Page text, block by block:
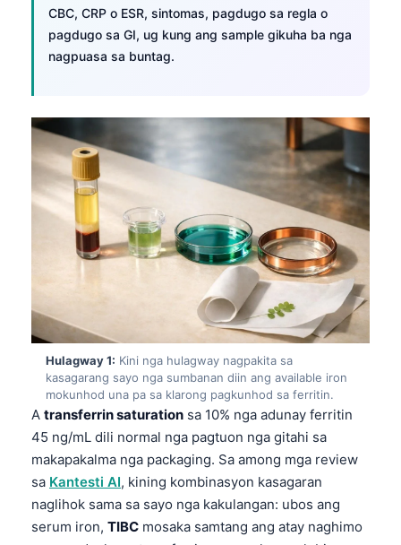
CBC, CRP o ESR, sintomas, pagdugo sa regla o
pagdugo sa GI, ug kung ang sample gikuha ba nga
nagpuasa sa buntag.
Hulagway 1: Kini nga hulagway nagpakita sa
kasagarang sayo nga sumbanan diin ang available iron
mokunhod una pa sa klarong pagkunhod sa ferritin.
A transferrin saturation sa 10% nga adunay ferritin
45 ng/mL dili normal nga pagtuon nga gitahi sa
makapakalma nga packaging. Sa among mga review
sa Kantesti AI, kining kombinasyon kasagaran
naglihok sama sa sayo nga kakulangan: ubos ang
serum iron, TIBC mosaka samtang ang atay naghimo